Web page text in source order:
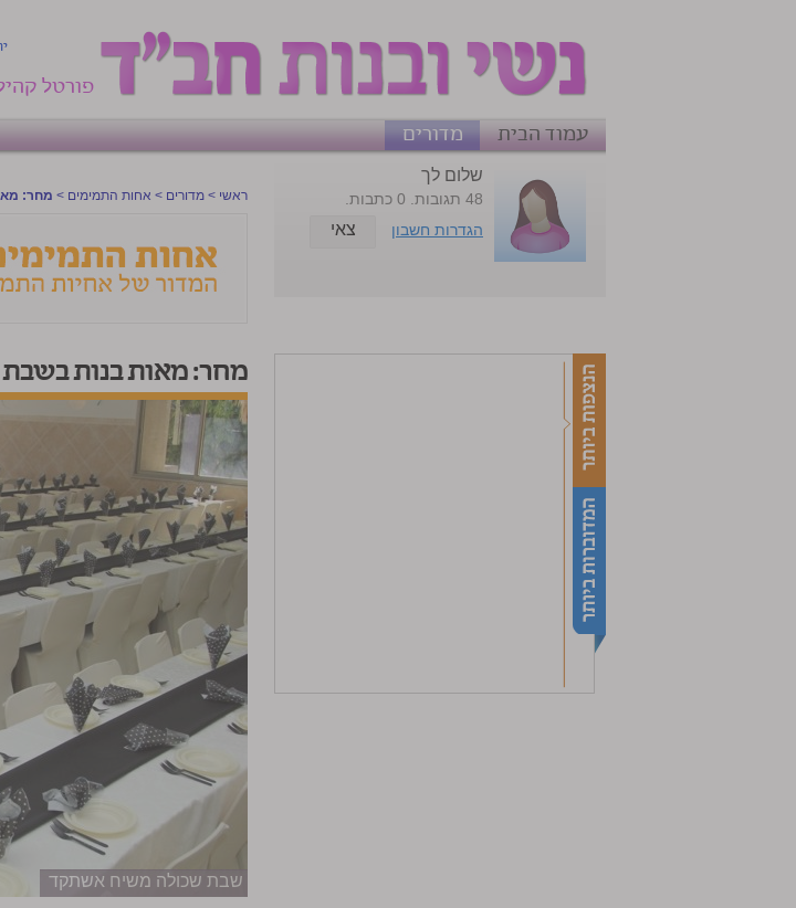
פורטל
עמוד הבית
מדורים
ראשי > מדורים > אחות התמימים > מחר:
מחר: מאות בנות
שבת שכולה משיח אשתקד
שלום לך
48 תגובות. 0 כתבות.
הגדרות חשבון
צאי